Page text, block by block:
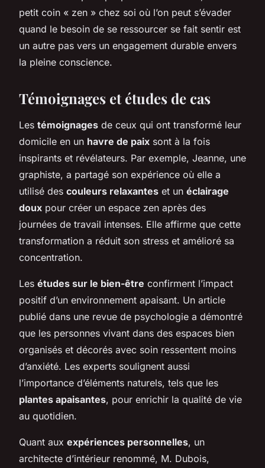
petit coin « zen » chez soi où l’on peut s’évader
quand le besoin de se ressourcer se fait sentir est
un autre pas vers un engagement durable envers
la pleine conscience.
Témoignages et études de cas
Les témoignages de ceux qui ont transformé leur
domicile en un havre de paix sont à la fois
inspirants et révélateurs. Par exemple, Jeanne, une
graphiste, a partagé son expérience où elle a
utilisé des couleurs relaxantes et un éclairage
doux pour créer un espace zen après des
journées de travail intenses. Elle affirme que cette
transformation a réduit son stress et amélioré sa
concentration.
Les études sur le bien-être confirment l’impact
positif d’un environnement apaisant. Un article
publié dans une revue de psychologie a démontré
que les personnes vivant dans des espaces bien
organisés et décorés avec soin ressentent moins
d’anxiété. Les experts soulignent aussi
l’importance d’éléments naturels, tels que les
plantes apaisantes, pour enrichir la qualité de vie
au quotidien.
Quant aux expériences personnelles, un
architecte d’intérieur renommé, M. Dubois,